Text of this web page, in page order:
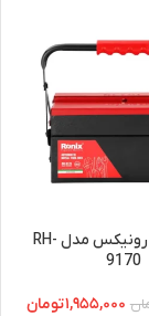
جعبه ابزار رونیکس مدل RH-
9170
۱,۹۵۵,۰۰۰تومان